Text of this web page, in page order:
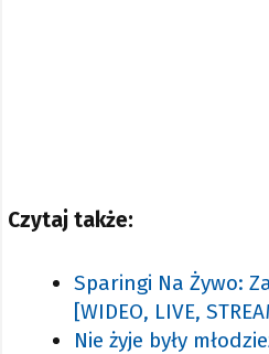
Czytaj także:
Sparingi Na Żywo:
[WIDEO, LIVE,
Nie żyje były